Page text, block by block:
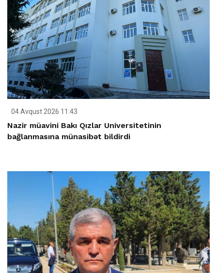
04 Avqust 2026 11:43
Nazir müavini Bakı Qızlar Universitetinin
bağlanmasına münasibət bildirdi